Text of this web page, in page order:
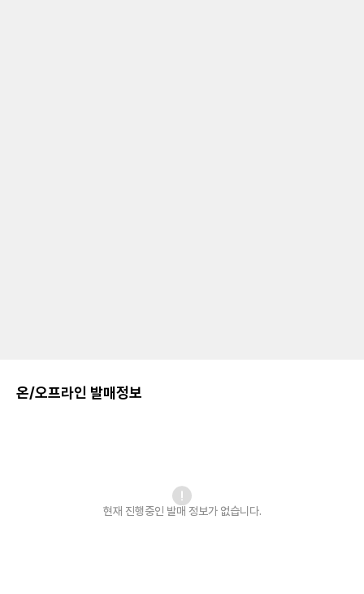
온/오프라인 발매정보
현재 진행중인 발매 정보가 없습니다.